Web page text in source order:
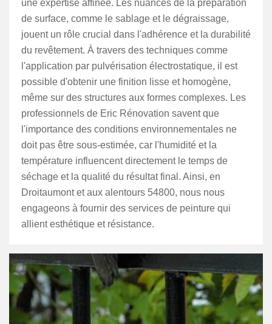
une expertise affinée. Les nuances de la préparation
de surface, comme le sablage et le dégraissage,
jouent un rôle crucial dans l'adhérence et la durabilité
du revêtement. À travers des techniques comme
l'application par pulvérisation électrostatique, il est
possible d'obtenir une finition lisse et homogène,
même sur des structures aux formes complexes. Les
professionnels de Eric Rénovation savent que
l'importance des conditions environnementales ne
doit pas être sous-estimée, car l'humidité et la
température influencent directement le temps de
séchage et la qualité du résultat final. Ainsi, en
Droitaumont et aux alentours 54800, nous nous
engageons à fournir des services de peinture qui
allient esthétique et résistance.